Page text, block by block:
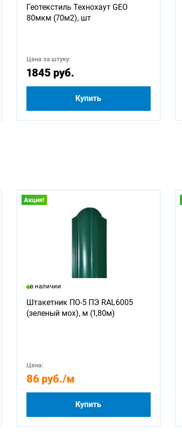
1750 1800 2000
5500 5750
Геотекстиль Технохаут GEO
80мкм (70м2), шт
Цена за штуку:
1845 руб.
Купить
Акция!
в наличии
Штакетник ПО-5 ПЭ RAL6005
(зеленый мох), м (1,80м)
Цена:
86 руб./м
Купить